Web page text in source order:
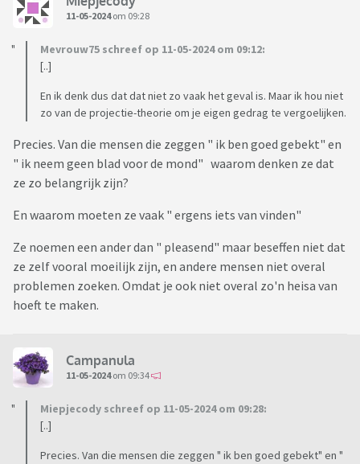
11-05-2024om 09:28
Mevrouw75 schreef op 11-05-2024 om 09:12:
[..]
En ik denk dus dat dat niet zo vaak het geval is. Maar ik hou niet
zo van de projectie-theorie om je eigen gedrag te vergoelijken.
Precies. Van die mensen die zeggen " ik ben goed gebekt" en
" ik neem geen blad voor de mond" waarom denken ze dat
ze zo belangrijk zijn?
En waarom moeten ze vaak " ergens iets van vinden"
Ze noemen een ander dan " pleasend" maar beseffen niet dat
ze zelf vooral moeilijk zijn, en andere mensen niet overal
problemen zoeken. Omdat je ook niet overal zo'n heisa van
hoeft te maken.
Campanula
11-05-2024om 09:34
Miepjecody schreef op 11-05-2024 om 09:28:
[..]
Precies. Van die mensen die zeggen " ik ben goed gebekt" en "